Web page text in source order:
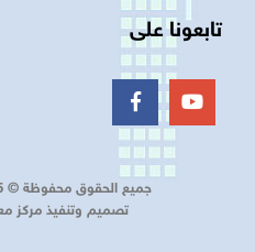
تابعونا على
جميع الحقوق محفوظة © 2025 | المقاولون العرب
تصميم وتنفيذ مركز